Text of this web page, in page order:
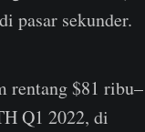
pasar sekunder.
rentang $81 ribu–
Q1 2022, di